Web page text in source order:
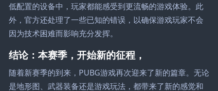
低配置的设备中，玩家都能感受到更流畅的游戏体验。此
外，官方还处理了一些已知的错误，以确保游戏玩家不会
因为技术困难而影响充分发挥。
结论：本赛季，开始新的征程，
随着新赛季的到来，PUBG游戏再次迎来了新的篇章。无论
是地形图、武器装备还是游戏玩法，都带来了新的感觉和